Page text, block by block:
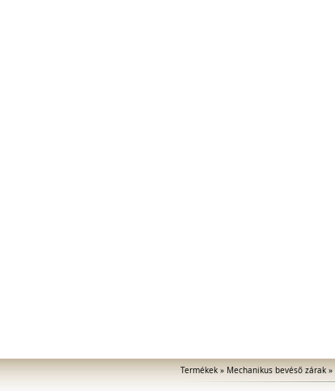
Termékek» Mechanikus bevéső zárak»